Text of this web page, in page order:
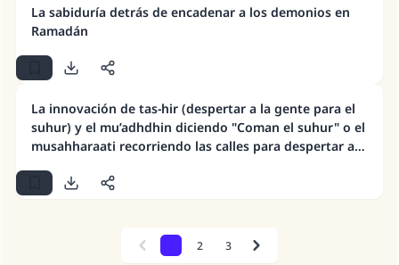
La sabiduría detrás de encadenar a los demonios en
Ramadán
La innovación de tas-hir (despertar a la gente para el
suhur) y el mu’adhdhin diciendo "Coman el suhur" o el
musahharaati recorriendo las calles para despertar a
Previous 2 3 Next